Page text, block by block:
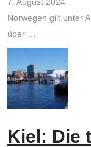
Norwegen gilt unter
über …
Kiel: Die